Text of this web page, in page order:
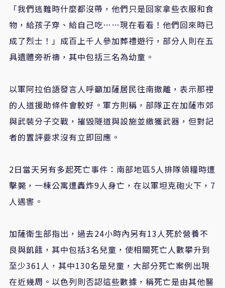
「我們逃難時什麼都沒帶，他們只是回家拿些衣服和食
物，給孩子穿、給自己吃……現在看看！他們回來時已
成了烈士！」成百上千人參加葬禮遊行，部分人則在五
具遺體旁祈禱，其中包括三名為幼童。
以軍阿拉伯語發言人呼籲加薩居民往南撤離，表示那裡
的人道援助條件會較好。軍方則稱，部隊正在加薩市郊
與武裝分子交戰，摧毀隧道與設施並繳獲武器，但對記
者的置評要求沒有立即回應。
2日當天另有多起死亡事件：南部地區5人排隊領糧時遭
擊斃，一棟公寓遭轟炸9人身亡，在以軍坦克砲火下，7
人遇害。
加薩衛生部指出，過去24小時內另有13人死於營養不
良與飢餓，其中包括3名兒童，使相關死亡人數攀升到
至少361人，其中130名是兒童，大部分死亡案例出現
在近幾周。以色列則否認這些數據，稱死亡是由其他醫